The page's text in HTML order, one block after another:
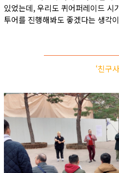
있었는데, 우리도 퀴어퍼레이드 시
투어를 진행해봐도 좋겠다는 생각
‘친구